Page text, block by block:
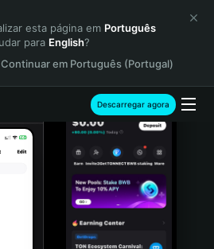
esta página em Português
para English?
Continuar em Português (Portugal)
Descarregar agora